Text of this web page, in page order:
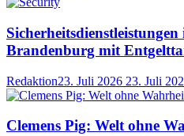
Brandenburg mit
Redaktion23. Juli 2026 23. Juli
Clemens Pig: Welt ohne